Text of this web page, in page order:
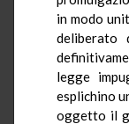
in modo
deliberato
legge
esplichino
oggetto il